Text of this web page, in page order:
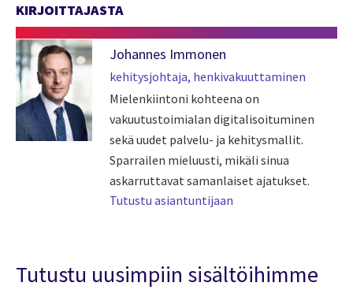
KIRJOITTAJASTA
Johannes Immonen
kehitysjohtaja, henkivakuuttaminen
Mielenkiintoni kohteena on
vakuutustoimialan digitalisoituminen
sekä uudet palvelu- ja kehitysmallit.
Sparrailen mieluusti, mikäli sinua
askarruttavat samanlaiset ajatukset.
Tutustu asiantuntijaan
Tutustu uusimpiin sisältöihimme